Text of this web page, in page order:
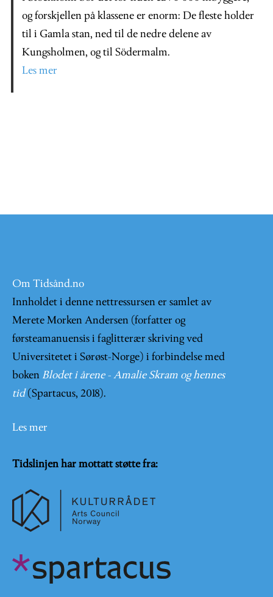
og forskjellen på klassene er enorm: De fleste holder
til i Gamla stan, ned til de nedre delene av
Kungsholmen, og til Södermalm.
Les mer
Om Tidsånd.no
Innholdet i denne nettressursen er samlet av
Merete Morken Andersen (forfatter og
førsteamanuensis i faglitterær skriving ved
Universitetet i Sørøst-Norge) i forbindelse med
boken Blodet i årene - Amalie Skram og hennes
tid (Spartacus, 2018).
Les mer
Tidslinjen har mottatt støtte fra: